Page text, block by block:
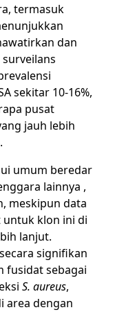
termasuk
dan
sekitar 10-16%,
pusat
jauh lebih
umum beredar
lainnya ,
meskipun data
untuk klon ini di
lanjut.
signifikan
fusidat sebagai
S. aureus,
area dengan